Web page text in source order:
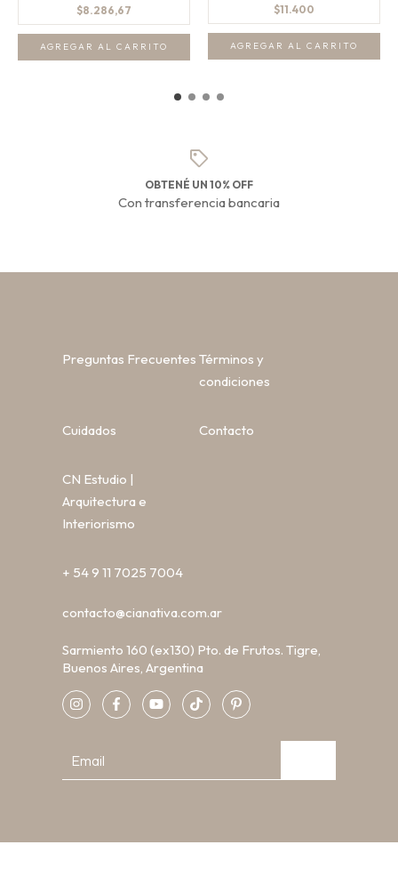
$8.286,67
$11.400
OBTENÉ UN 10% OFF
Con transferencia bancaria
Preguntas Frecuentes Términos y
condiciones
Cuidados Contacto
CN Estudio |
Arquitectura e
Interiorismo
+ 54 9 11 7025 7004
contacto@cianativa.com.ar
Sarmiento 160 (ex130) Pto. de Frutos. Tigre,
Buenos Aires, Argentina